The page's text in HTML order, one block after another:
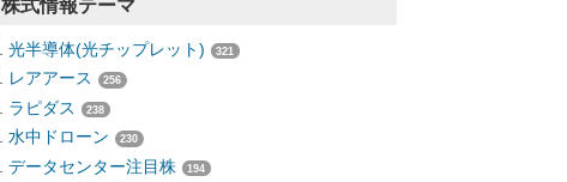
光半導体(光チップレット) 321
レアアース 256
ラピダス 238
水中ドローン 230
データセンター注目株 194